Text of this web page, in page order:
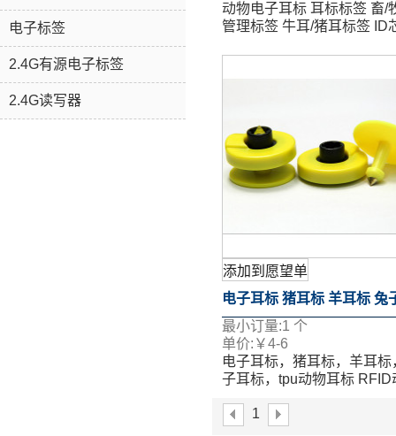
电子标签
2.4G有源电子标签
2.4G读写器
动物电子耳标 耳标标签 畜/
管理标签 牛耳/猪耳标签 ID
添加到愿望单
电子耳标 猪耳标 羊耳标 兔
标 Tpu动物耳标 RFID动物
最小订量:1 个
单价: ￥4-6
电子耳标，猪耳标，羊耳标
子耳标，tpu动物耳标 RFID
1